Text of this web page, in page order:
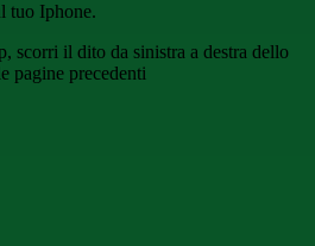
tuo Iphone.
scorri il dito da sinistra a destra dello
pagine precedenti